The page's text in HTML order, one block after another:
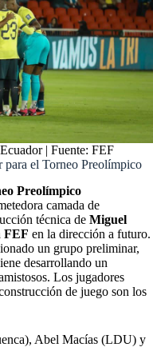
| Fuente: FEF
para el Torneo Preolímpico
Preolímpico
camada de
técnica de Miguel
FEF en la dirección a futuro.
un grupo preliminar,
desarrollando un
Los jugadores
de juego son los
Abel Macías (LDU) y